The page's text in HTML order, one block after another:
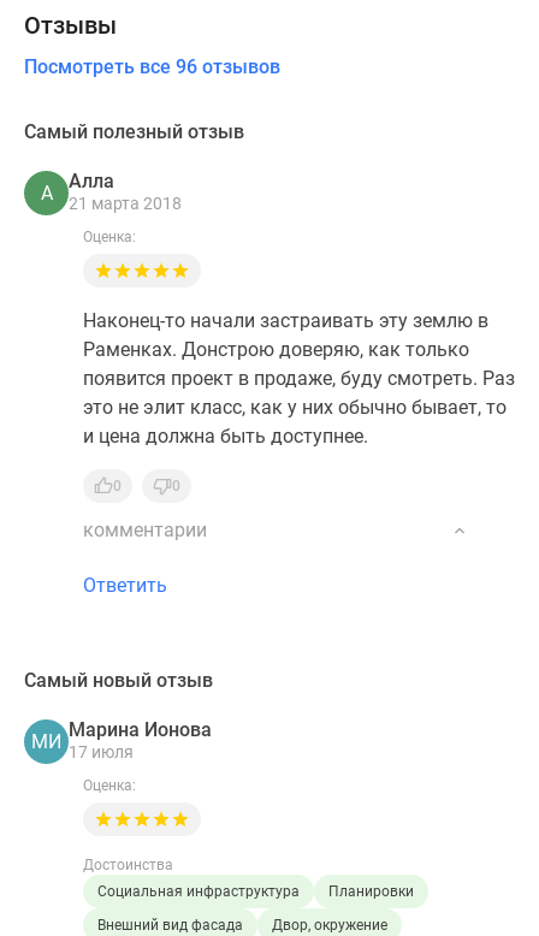
Отзывы
Посмотреть все 96 отзывов
Самый полезный отзыв
А
Алла
21 марта 2018
Оценка:
Наконец-то начали застраивать эту землю в
Раменках. Донстрою доверяю, как только
появится проект в продаже, буду смотреть. Раз
это не элит класс, как у них обычно бывает, то
и цена должна быть доступнее.
0 0
комментарии
Ответить
Самый новый отзыв
МИ
Марина Ионова
17 июля
Оценка:
Достоинства
Социальная инфраструктура
Планировки
Внешний вид фасада
Двор, окружение